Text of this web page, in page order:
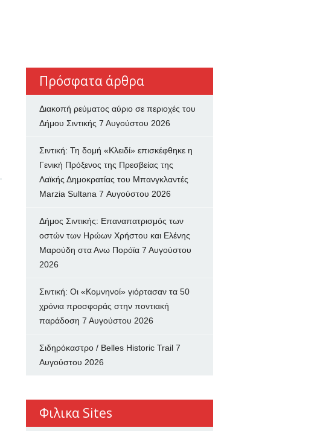
Πρόσφατα άρθρα
Διακοπή ρεύματος αύριο σε περιοχές του
Δήμου Σιντικής 7 Αυγούστου 2026
Σιντική: Τη δομή «Κλειδί» επισκέφθηκε η
Γενική Πρόξενος της Πρεσβείας της
Λαϊκής Δημοκρατίας του Μπανγκλαντές
Marzia Sultana 7 Αυγούστου 2026
Δήμος Σιντικής: Επαναπατρισμός των
oστών των Ηρώων Χρήστου και Ελένης
Μαρούδη στα Ανω Πορόϊα 7 Αυγούστου
2026
Σιντική: Οι «Κομνηνοί» γιόρτασαν τα 50
χρόνια προσφοράς στην ποντιακή
παράδοση 7 Αυγούστου 2026
Σιδηρόκαστρο / Belles Historic Trail 7
Αυγούστου 2026
Φιλικα Sites